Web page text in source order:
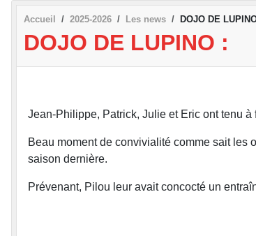
Accueil 2025-2026 Les news DOJO DE
DOJO DE LUPINO :
Jean-Philippe, Patrick, Julie et Eric ont tenu
Beau moment de convivialité comme sait
saison dernière.
Prévenant, Pilou leur avait concocté un